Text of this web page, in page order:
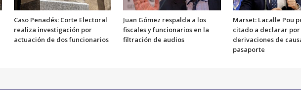
Caso Penadés: Corte Electoral
realiza investigación por
actuación de dos funcionarios
Juan Gómez respalda a los
fiscales y funcionarios en la
filtración de audios
Marset: Lacalle Pou
citado a declarar por
derivaciones de
pasaporte